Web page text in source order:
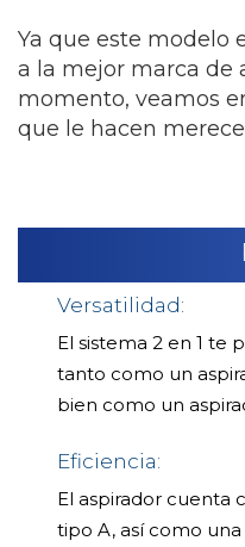
Ya que este modelo
a la mejor marca de
momento, veamos
que le hacen
Versatilidad:
El sistema 2 en 1 te
tanto como un
bien como un
Eficiencia:
El aspirador cuenta
tipo A, así como